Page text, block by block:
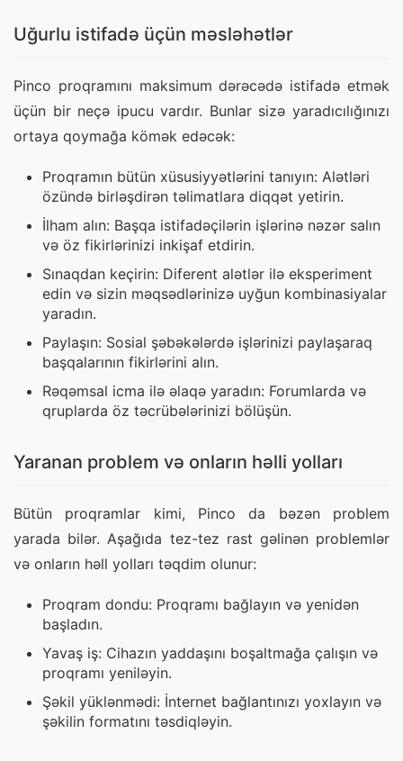
Uğurlu istifadə üçün məsləhətlər
Pinco proqramını maksimum dərəcədə istifadə etmək
üçün bir neçə ipucu vardır. Bunlar sizə yaradıcılığınızı
ortaya qoymağa kömək edəcək:
Proqramın bütün xüsusiyyətlərini tanıyın: Alətləri
özündə birləşdirən təlimatlara diqqət yetirin.
İlham alın: Başqa istifadəçilərin işlərinə nəzər salın
və öz fikirlərinizi inkişaf etdirin.
Sınaqdan keçirin: Diferent alətlər ilə eksperiment
edin və sizin məqsədlərinizə uyğun kombinasiyalar
yaradın.
Paylaşın: Sosial şəbəkələrdə işlərinizi paylaşaraq
başqalarının fikirlərini alın.
Rəqəmsal icma ilə əlaqə yaradın: Forumlarda və
qruplarda öz təcrübələrinizi bölüşün.
Yaranan problem və onların həlli yolları
Bütün proqramlar kimi, Pinco da bəzən problem
yarada bilər. Aşağıda tez-tez rast gəlinən problemlər
və onların həll yolları təqdim olunur:
Proqram dondu: Proqramı bağlayın və yenidən
başladın.
Yavaş iş: Cihazın yaddaşını boşaltmağa çalışın və
proqramı yeniləyin.
Şəkil yüklənmədi: İnternet bağlantınızı yoxlayın və
şəkilin formatını təsdiqləyin.